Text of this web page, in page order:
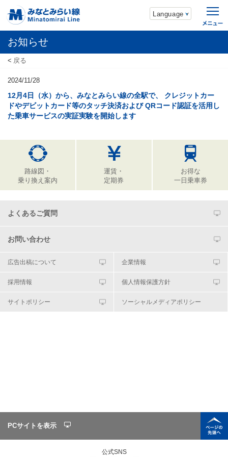
Language
お知らせ
戻る
2024/11/28
12月4日（水）から、みなとみらい線の全駅で、 クレジットカー
ドやデビットカード等のタッチ決済および QRコード認証を活用し
た乗車サービスの実証実験を開始します
路線図・
乗り換え案内
運賃・
定期券
お得な
一日乗車券
よくあるご質問
お問い合わせ
広告出稿について 企業情報
採用情報 個人情報保護方針
サイトポリシー ソーシャルメディアポリシー
PCサイトを表示
公式SNS